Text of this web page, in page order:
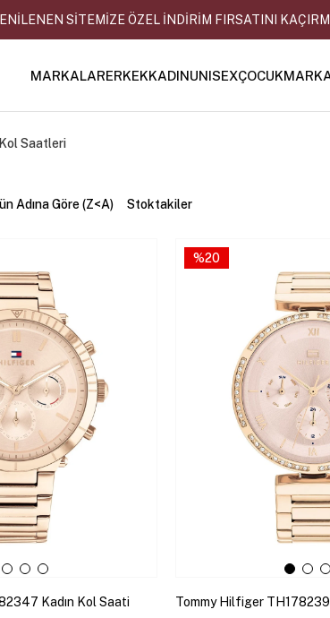
SİTEMİZE ÖZEL İNDİRİM FIRSATINI
MARKALARERKEKKADINUNISEXÇOCUK
Saatleri
Adına Göre (Z<A) Stoktakiler
Kadın Kol Saati Tommy Hilfiger
%20